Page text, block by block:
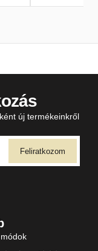
új termékeinkről
Feliratkozom